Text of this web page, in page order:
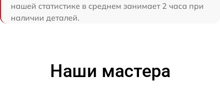
нашей статистике в среднем занимает 2 часа при
наличии деталей.
Наши мастера